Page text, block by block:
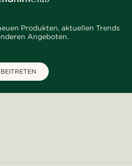
Produkten, aktuellen Trends
Angeboten.
BEITRETEN